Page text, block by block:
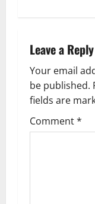
v
i
g
a
Leave a Reply
Your email
be published.
fields are
Comment*